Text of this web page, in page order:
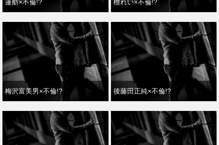
蓮舫×不倫!? 檀れい×不倫!?
梅沢富美男×不倫!? 後藤田正純×不倫!?